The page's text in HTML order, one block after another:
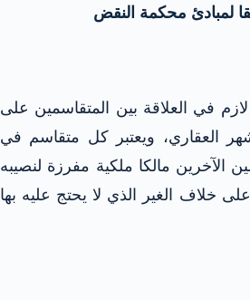
لمبادئ محكمة النقض
في العلاقة بين المتقاسمين على
العقاري، ويعتبر كل متقاسم في
الآخرين مالكا ملكية مفرزة لنصيبه
خلاف الغير الذي لا يحتج عليه بها